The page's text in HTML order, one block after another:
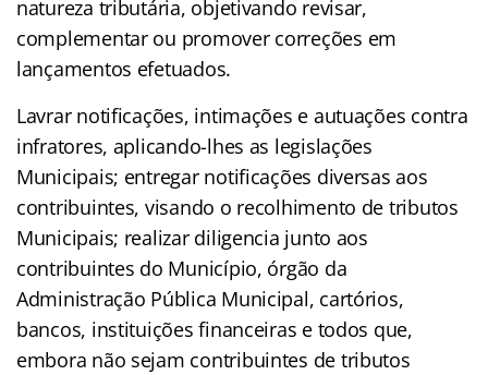
natureza tributária, objetivando revisar,
complementar ou promover correções em
lançamentos efetuados.
Lavrar notificações, intimações e autuações contra
infratores, aplicando-lhes as legislações
Municipais; entregar notificações diversas aos
contribuintes, visando o recolhimento de tributos
Municipais; realizar diligencia junto aos
contribuintes do Município, órgão da
Administração Pública Municipal, cartórios,
bancos, instituições financeiras e todos que,
embora não sejam contribuintes de tributos